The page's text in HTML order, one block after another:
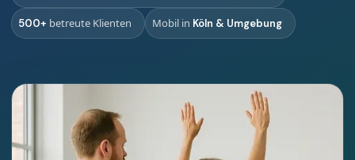
500+ betreute Klienten Mobil in Köln & Umgebung